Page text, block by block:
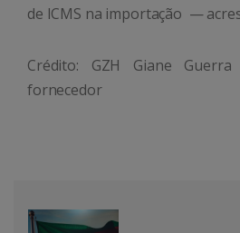
de ICMS na importação —
Crédito: GZH Giane
fornecedor